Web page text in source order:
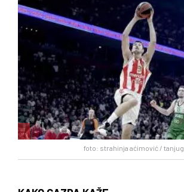
foto: strahinja aćimović / tanjug
…